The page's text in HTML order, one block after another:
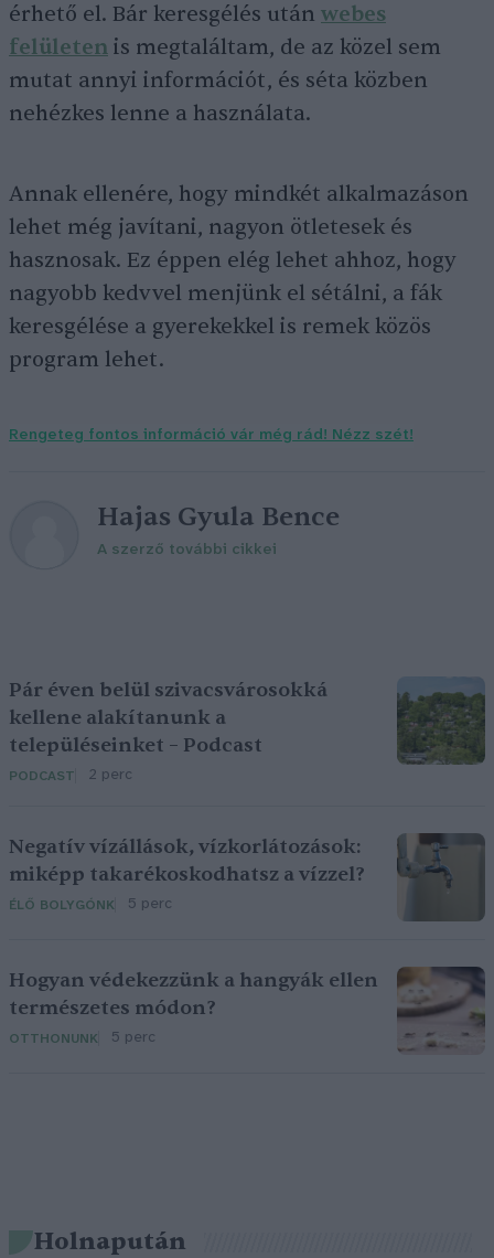
érhető el. Bár keresgélés után webes
felületen is megtaláltam, de az közel sem
mutat annyi információt, és séta közben
nehézkes lenne a használata.
Annak ellenére, hogy mindkét alkalmazáson
lehet még javítani, nagyon ötletesek és
hasznosak. Ez éppen elég lehet ahhoz, hogy
nagyobb kedvvel menjünk el sétálni, a fák
keresgélése a gyerekekkel is remek közös
program lehet.
Rengeteg fontos információ vár még rád! Nézz szét!
Hajas Gyula Bence
A szerző további cikkei
Pár éven belül szivacsvárosokká
kellene alakítanunk a
településeinket – Podcast
PODCAST 2 perc
Negatív vízállások, vízkorlátozások:
miképp takarékoskodhatsz a vízzel?
ÉLŐ BOLYGÓNK 5 perc
Hogyan védekezzünk a hangyák ellen
természetes módon?
OTTHONUNK 5 perc
Holnapután